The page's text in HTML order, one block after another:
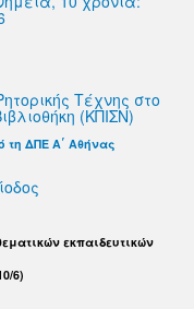
Τέχνης στο
(ΚΠΙΣΝ)
τη ΔΠΕ Α΄ Αθήνας
εκπαιδευτικών
6)